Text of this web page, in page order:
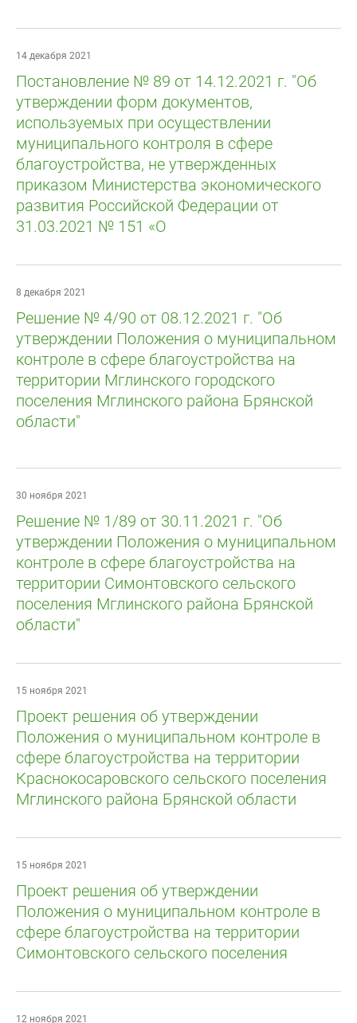
14 декабря 2021
Постановление № 89 от 14.12.2021 г. "Об
утверждении форм документов,
используемых при осуществлении
муниципального контроля в сфере
благоустройства, не утвержденных
приказом Министерства экономического
развития Российской Федерации от
31.03.2021 № 151 «О
8 декабря 2021
Решение № 4/90 от 08.12.2021 г. "Об
утверждении Положения о муниципальном
контроле в сфере благоустройства на
территории Мглинского городского
поселения Мглинского района Брянской
области"
30 ноября 2021
Решение № 1/89 от 30.11.2021 г. "Об
утверждении Положения о муниципальном
контроле в сфере благоустройства на
территории Симонтовского сельского
поселения Мглинского района Брянской
области"
15 ноября 2021
Проект решения об утверждении
Положения о муниципальном контроле в
сфере благоустройства на территории
Краснокосаровского сельского поселения
Мглинского района Брянской области
15 ноября 2021
Проект решения об утверждении
Положения о муниципальном контроле в
сфере благоустройства на территории
Симонтовского сельского поселения
12 ноября 2021